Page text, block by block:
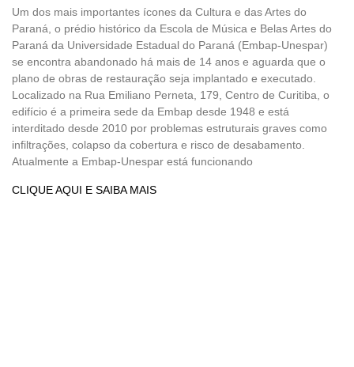
Um dos mais importantes ícones da Cultura e das Artes do
Paraná, o prédio histórico da Escola de Música e Belas Artes do
Paraná da Universidade Estadual do Paraná (Embap-Unespar)
se encontra abandonado há mais de 14 anos e aguarda que o
plano de obras de restauração seja implantado e executado.
Localizado na Rua Emiliano Perneta, 179, Centro de Curitiba, o
edifício é a primeira sede da Embap desde 1948 e está
interditado desde 2010 por problemas estruturais graves como
infiltrações, colapso da cobertura e risco de desabamento.
Atualmente a Embap-Unespar está funcionando
CLIQUE AQUI E SAIBA MAIS